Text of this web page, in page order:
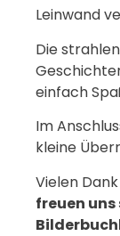
Leinwand
Die
einfach
Im
kleine
Vielen
freuen